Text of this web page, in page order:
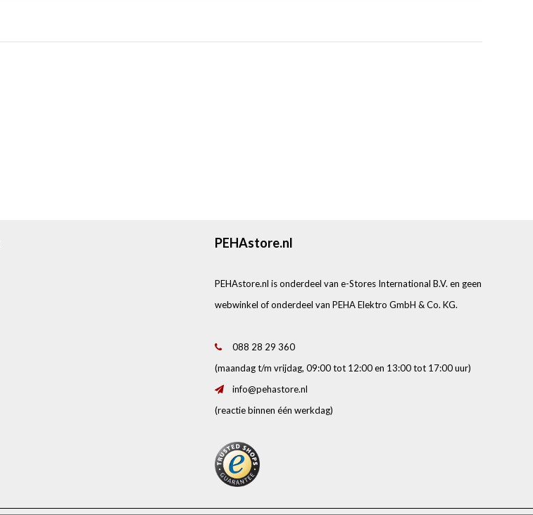
PEHAstore.nl
PEHAstore.nl is onderdeel van e-Stores International B.V. en geen
webwinkel of onderdeel van PEHA Elektro GmbH & Co. KG.
088 28 29 360
(maandag t/m vrijdag, 09:00 tot 12:00 en 13:00 tot 17:00 uur)
info@pehastore.nl
(reactie binnen één werkdag)